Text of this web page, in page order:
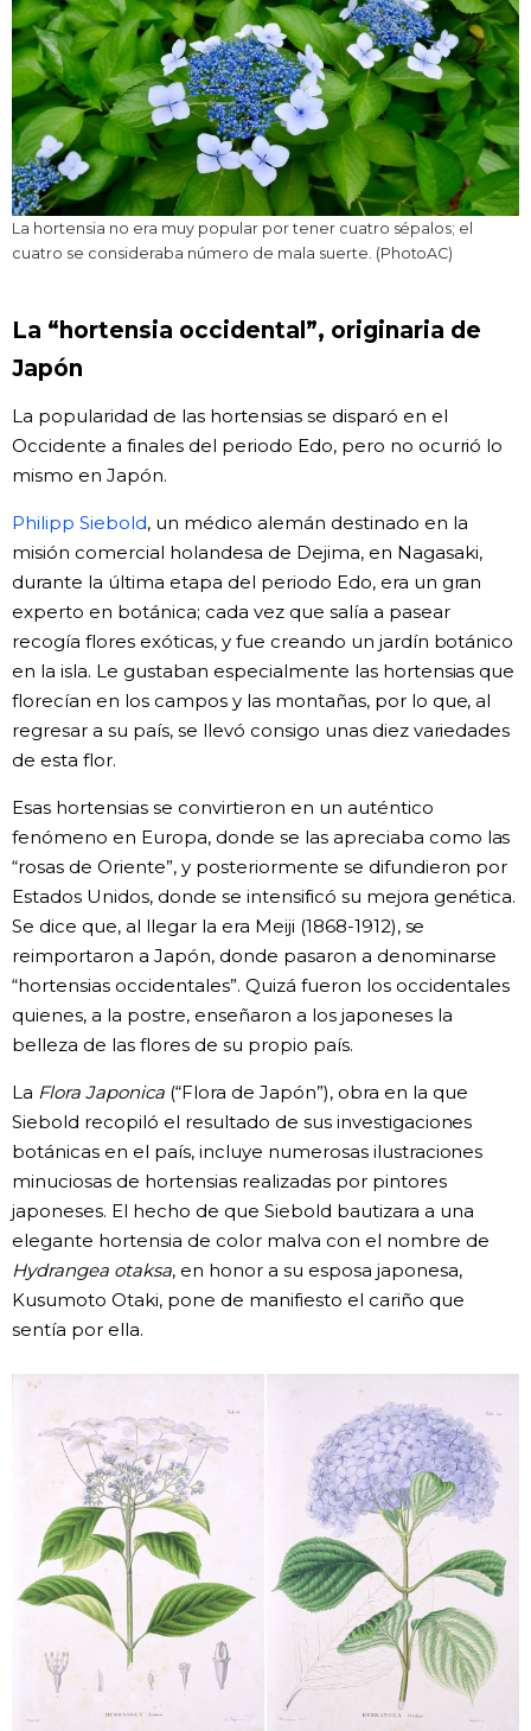
La hortensia no era muy popular por tener cuatro sépalos; el
cuatro se consideraba número de mala suerte. (PhotoAC)
La “hortensia occidental”, originaria de
Japón
La popularidad de las hortensias se disparó en el
Occidente a finales del periodo Edo, pero no ocurrió lo
mismo en Japón.
Philipp Siebold, un médico alemán destinado en la
misión comercial holandesa de Dejima, en Nagasaki,
durante la última etapa del periodo Edo, era un gran
experto en botánica; cada vez que salía a pasear
recogía flores exóticas, y fue creando un jardín botánico
en la isla. Le gustaban especialmente las hortensias que
florecían en los campos y las montañas, por lo que, al
regresar a su país, se llevó consigo unas diez variedades
de esta flor.
Esas hortensias se convirtieron en un auténtico
fenómeno en Europa, donde se las apreciaba como las
“rosas de Oriente”, y posteriormente se difundieron por
Estados Unidos, donde se intensificó su mejora genética.
Se dice que, al llegar la era Meiji (1868-1912), se
reimportaron a Japón, donde pasaron a denominarse
“hortensias occidentales”. Quizá fueron los occidentales
quienes, a la postre, enseñaron a los japoneses la
belleza de las flores de su propio país.
La Flora Japonica(“Flora de Japón”), obra en la que
Siebold recopiló el resultado de sus investigaciones
botánicas en el país, incluye numerosas ilustraciones
minuciosas de hortensias realizadas por pintores
japoneses. El hecho de que Siebold bautizara a una
elegante hortensia de color malva con el nombre de
Hydrangea otaksa, en honor a su esposa japonesa,
Kusumoto Otaki, pone de manifiesto el cariño que
sentía por ella.